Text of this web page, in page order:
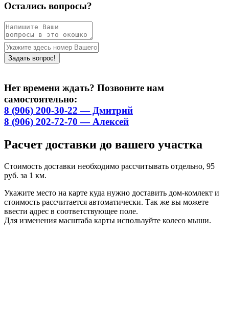
Остались вопросы?
Нет времени ждать? Позвоните нам
самостоятельно:
8 (906) 200-30-22 — Дмитрий
8 (906) 202-72-70 — Алексей
Расчет доставки до вашего участка
Стоимость доставки необходимо рассчитывать отдельно, 95
руб. за 1 км.
Укажите место на карте куда нужно доставить дом-комлект и
стоимость рассчитается автоматически. Так же вы можете
ввести адрес в соответствующее поле.
Для изменения масштаба карты используйте колесо мыши.